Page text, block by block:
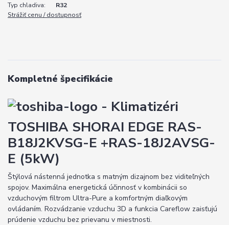
Typ chladiva:
R32
Strážiť cenu / dostupnosť
Kompletné špecifikácie
TOSHIBA SHORAI EDGE RAS-
B18J2KVSG-E +RAS-18J2AVSG-
E (5kW)
Štýlová nástenná jednotka s matným dizajnom bez viditeľných
spojov. Maximálna energetická účinnosť v kombinácii so
vzduchovým filtrom Ultra-Pure a komfortným diaľkovým
ovládaním. Rozvádzanie vzduchu 3D a funkcia Careflow zaisťujú
prúdenie vzduchu bez prievanu v miestnosti.